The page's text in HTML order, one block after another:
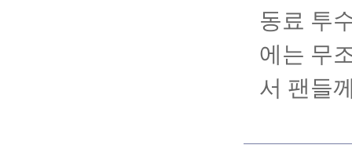
동료 투
에는 무
서 팬들